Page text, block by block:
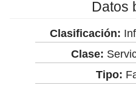
Datos
Clasificación:
Clase:
Tipo: